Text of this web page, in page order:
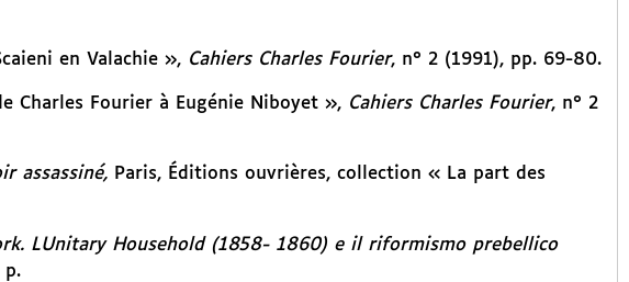
en Valachie », Cahiers Charles Fourier, n° 2 (1991), pp. 69-80.
Charles Fourier à Eugénie Niboyet », Cahiers Charles Fourier, n° 2
assassiné,Paris, Éditions ouvrières, collection « La part des
LUnitary Household (1858- 1860) e il riformismo prebellico
p.